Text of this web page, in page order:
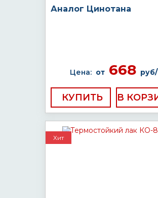
Аналог Цинотана
Цена: от668 руб/
КУПИТЬ
Хит